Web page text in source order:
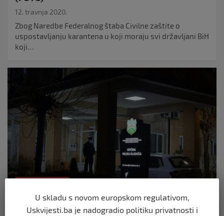
12. travnja 2020.
Zbog Naredbe Federalnog štaba Civilne zaštite o
uspostavljanju karantena u koji moraju svi državljani BiH
koji…
KO JE UZEO PEČAT? // Epilog pretresa u
U skladu s novom europskom regulativom,
Uskvijesti.ba je nadogradio politiku privatnosti i